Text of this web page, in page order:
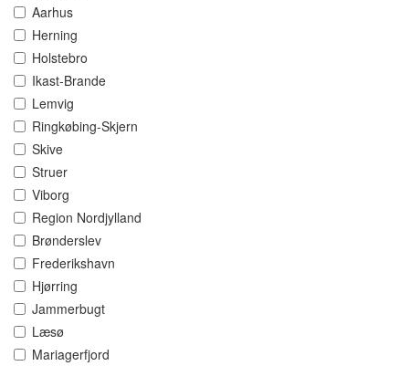
Aarhus
Herning
Holstebro
Ikast-Brande
Lemvig
Ringkøbing-Skjern
Skive
Struer
Viborg
Region Nordjylland
Brønderslev
Frederikshavn
Hjørring
Jammerbugt
Læsø
Mariagerfjord